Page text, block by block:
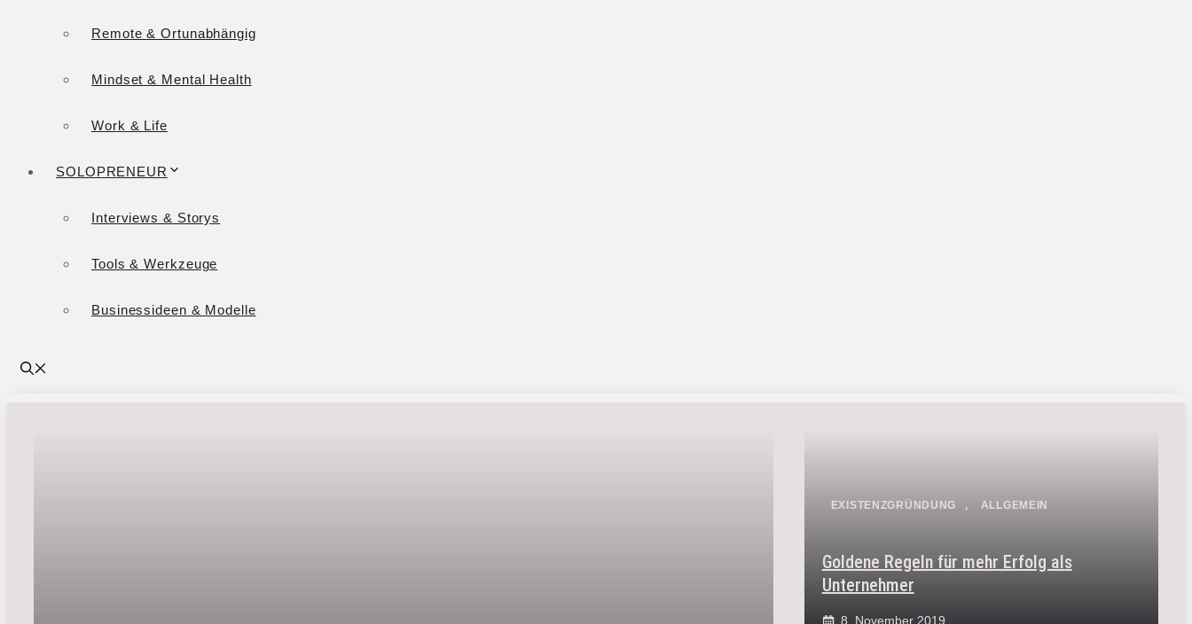
Remote & Ortunabhängig
Mindset & Mental Health
Work & Life
SOLOPRENEUR
Interviews & Storys
Tools & Werkzeuge
Businessideen & Modelle
EXISTENZGRÜNDUNG , ALLGEMEIN
Goldene Regeln für mehr Erfolg als
Unternehmer
8. November 2019